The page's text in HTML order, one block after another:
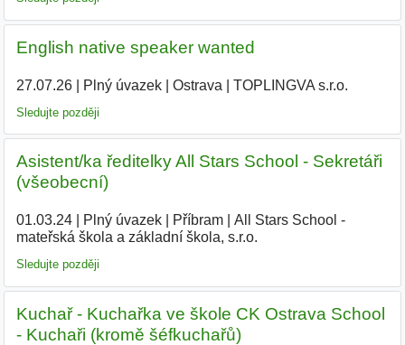
English native speaker wanted
27.07.26| Plný úvazek| Ostrava TOPLINGVA s.r.o.
Sledujte později
Asistent/ka ředitelky All Stars School - Sekretáři
(všeobecní)
01.03.24| Plný úvazek| Příbram|
All Stars School -
mateřská škola a základní škola, s.r.o.
Sledujte později
Kuchař - Kuchařka ve škole CK Ostrava School
- Kuchaři (kromě šéfkuchařů)